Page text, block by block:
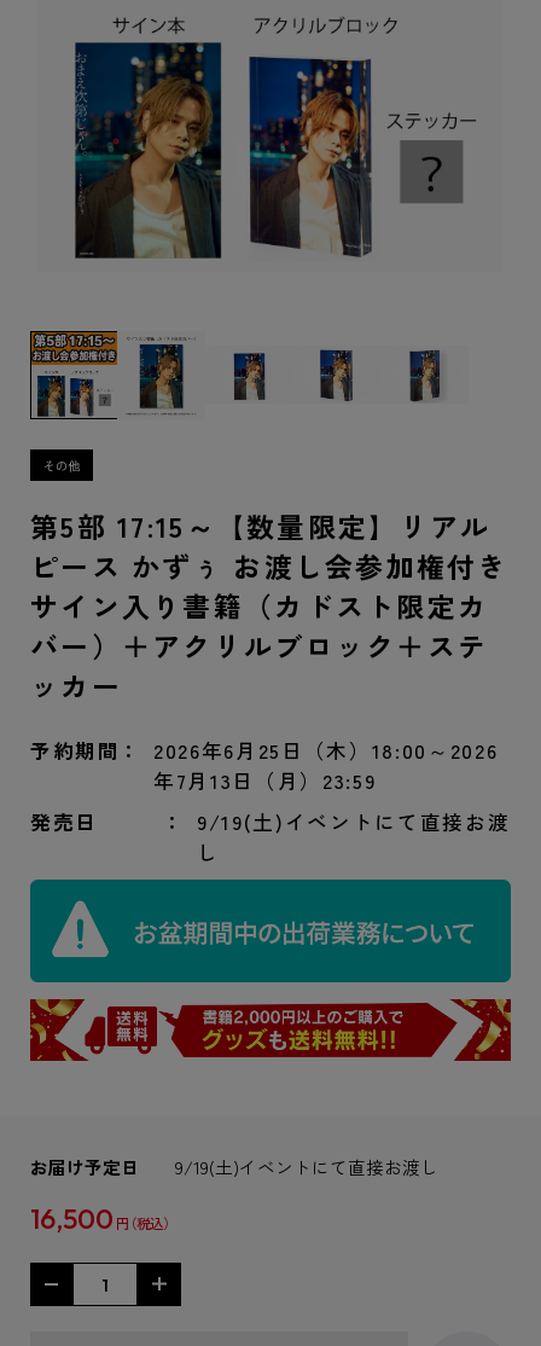
第5部 17:15～【数量限定】リアル
ピース かずぅ お渡し会参加権付き
サイン入り書籍（カドスト限定カ
バー）＋アクリルブロック＋ステ
ッカー
予約期間
2026年6月25日（木）18:00～2026
年7月13日（月）23:59
発売日
9/19(土)イベントにて直接お渡
し
お届け予定日 9/19(土)イベントにて直接お渡し
16,500 円